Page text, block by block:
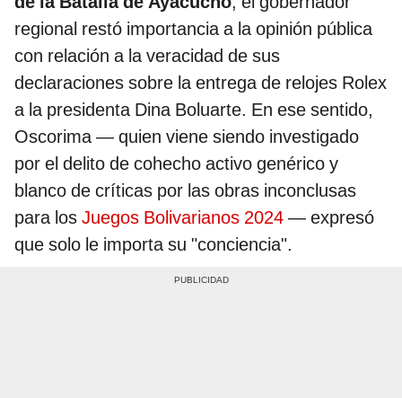
regional restó importancia a la opinión pública
con relación a la veracidad de sus
declaraciones sobre la entrega de relojes Rolex
a la presidenta Dina Boluarte. En ese sentido,
Oscorima — quien viene siendo investigado
por el delito de cohecho activo genérico y
blanco de críticas por las obras inconclusas
para los Juegos Bolivarianos 2024 — expresó
que solo le importa su "conciencia".